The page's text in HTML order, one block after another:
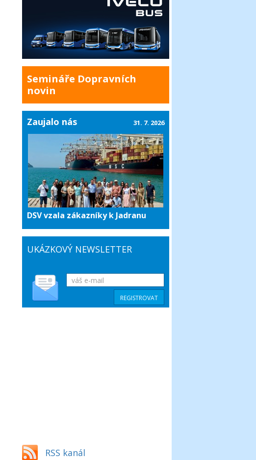
Semináře Dopravních
novin
Zaujalo nás
DSV vzala zákazníky k Jadranu
31. 7. 2026
UKÁZKOVÝ NEWSLETTER
RSS kanál